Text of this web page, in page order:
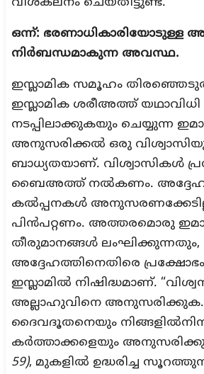
ഒന്ന്:
നിർബന്ധമാകുന്ന അവസ്ഥ.
ഇസ്ലാമിക സമൂഹം
ഇസ്ലാമിക ശരീഅത്ത് യഥാവിധി
നടപ്പിലാക്കുകയും ചെയ്യുന്ന
അനുസരിക്കൽ ഒരു
ബാധ്യതയാണ്. വിശ്വാസികൾ
ബൈഅത്ത് നൽകണം.
കൽപ്പനകൾ
പിൻപറ്റണം. അത്തരമൊരു
തീരുമാനങ്ങൾ ലംഘിക്കുന്നതും,
അദ്ദേഹത്തിനെതിരെ
ഇസ്ലാമിൽ നിഷിദ്ധമാണ്.
അല്ലാഹുവിനെ അനുസരിക്കുക.
ദൈവദൂതനെയും
കര്‍ത്താക്കളെയും
59), മുകളിൽ ഉദ്ധരിച്ച